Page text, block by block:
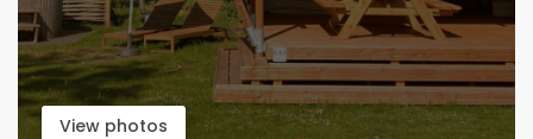
View photos